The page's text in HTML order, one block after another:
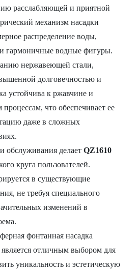
расслабляющей и приятной
механизм насадки
распределение воды,
гармоничные водные фигуры.
нержавеющей стали,
долговечностью и
устойчива к ржавчине и
что обеспечивает ее
даже в сложных
обслуживания делаетQZ1610
круга пользователей.
в существующие
не требуя специального
изменений в
фонтанная насадка
является отличным выбором для
уникальность и эстетическую